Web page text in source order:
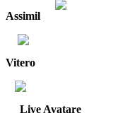
Assimil
Vitero
Live Avatare